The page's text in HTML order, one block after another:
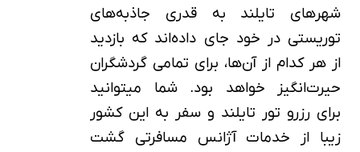
شهرهای تایلند به قدری جاذبه‌های
توریستی در خود جای داده‌اند ‌که بازدید
از هر کدام از آن‌ها، برای تمامی گردشگران
حیرت‌انگیز خواهد بود. شما می‎توانید
برای رزرو تور تایلند و سفر به این کشور
زیبا از خدمات آژانس مسافرتی گشت